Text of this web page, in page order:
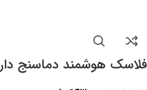
فلاسک هوشمند دماسنج دار